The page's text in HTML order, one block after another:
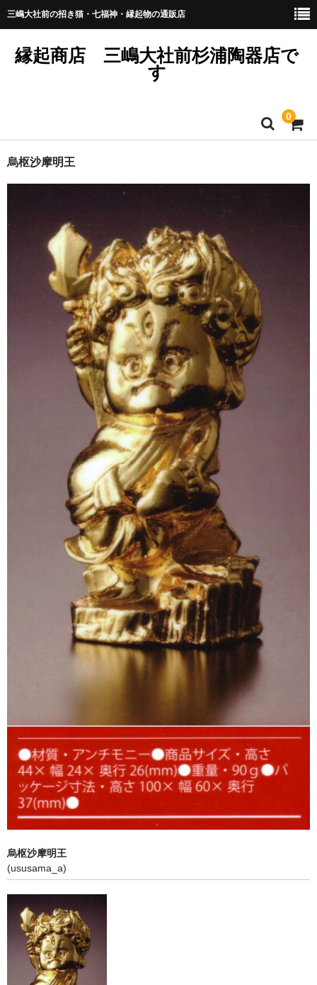
三嶋大社前の招き猫・七福神・縁起物の通販店
縁起商店 三嶋大社前杉浦陶器店で
す
0
プライバシーポリシー
商品のリクエスト・お問い合わせは？
商品掲載ページの見方とご注文方法について
熨斗紙につきまして
訪問販売法に基づく表記
送料と納期と在庫につきまして
商品の価格につきまして
商品ジャンル
烏枢沙摩明王
右手挙げ（金招き）
左手挙げ（人招き）
金色（金運）
黒色
宝くじ入れ
金運アップ
恋招き
烏枢沙摩明王
烏枢沙摩明王
(ususama_a)